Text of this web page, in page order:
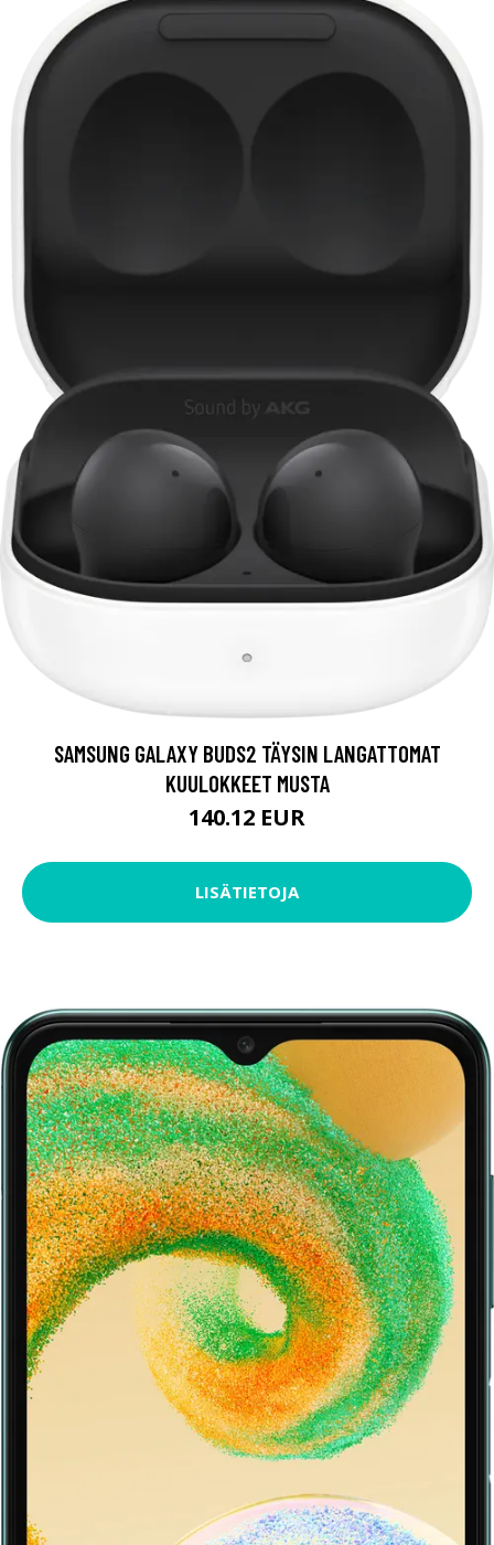
SAMSUNG GALAXY BUDS2 TÄYSIN LANGATTOMAT
KUULOKKEET MUSTA
140.12 EUR
LISÄTIETOJA